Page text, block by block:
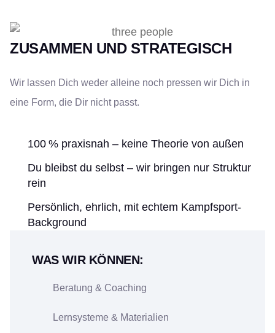
ZUSAMMEN UND STRATEGISCH
Wir lassen Dich weder alleine noch pressen wir Dich in
eine Form, die Dir nicht passt.
100 % praxisnah – keine Theorie von außen
Du bleibst du selbst – wir bringen nur Struktur
rein
Persönlich, ehrlich, mit echtem Kampfsport-
Background
WAS WIR KÖNNEN:
Beratung & Coaching
Lernsysteme & Materialien